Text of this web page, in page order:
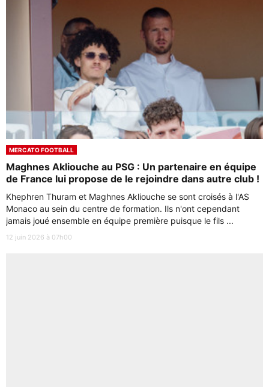
MERCATO FOOTBALL
Maghnes Akliouche au PSG : Un partenaire en équipe
de France lui propose de le rejoindre dans autre club !
Khephren Thuram et Maghnes Akliouche se sont croisés à l'AS
Monaco au sein du centre de formation. Ils n'ont cependant
jamais joué ensemble en équipe première puisque le fils ...
12 juin 2026 à 07h00